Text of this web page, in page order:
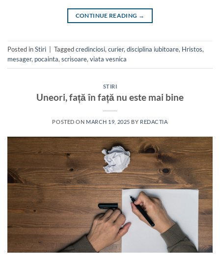
CONTINUE READING →
Posted inStiri Taggedcredinciosi, curier, disciplina iubitoare, Hristos,
mesager, pocainta, scrisoare, viata vesnica
STIRI
Uneori, față în față nu este mai bine
POSTED ON MARCH 19, 2025 BY REDACTIA